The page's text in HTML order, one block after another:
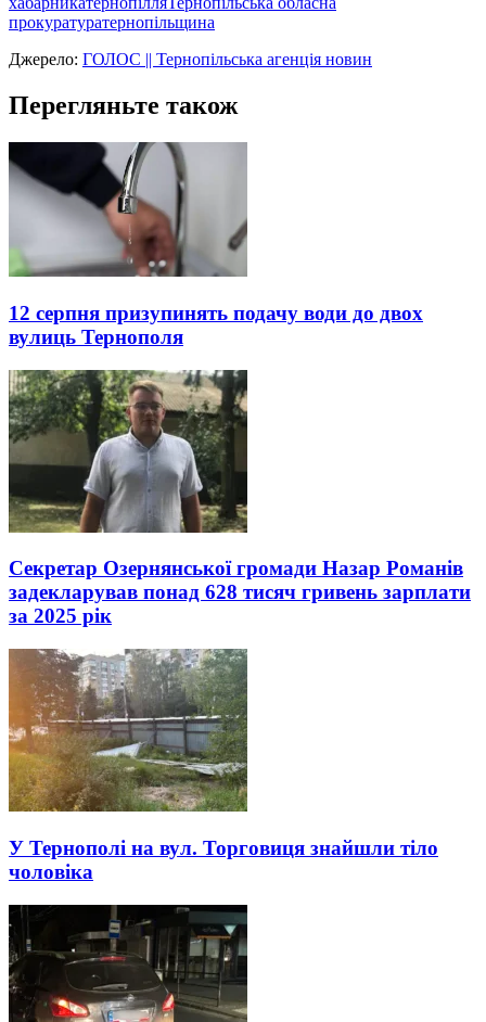
прокуратуратернопільщина
Джерело: ГОЛОС || Тернопільська агенція новин
Перегляньте також
12 серпня призупинять подачу води до двох
вулиць Тернополя
Секретар Озернянської громади Назар Романів
задекларував понад 628 тисяч гривень зарплати
за 2025 рік
У Тернополі на вул. Торговиця знайшли тіло
чоловіка